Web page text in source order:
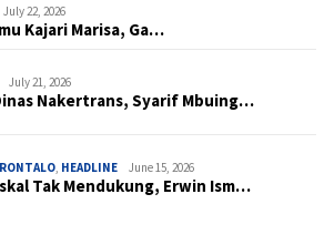
July 22, 2026
Kajari Marisa, Ga…
July 21, 2026
Nakertrans, Syarif Mbuing…
, HEADLINE June 15, 2026
Tak Mendukung, Erwin Ism…